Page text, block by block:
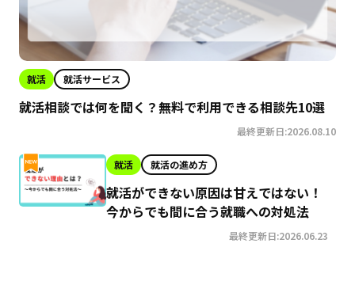
就活 就活サービス
就活相談では何を聞く？無料で利用できる相談先10選
最終更新日:2026.08.10
就活 就活の進め方
就活ができない原因は甘えではない！
今からでも間に合う就職への対処法
最終更新日:2026.06.23